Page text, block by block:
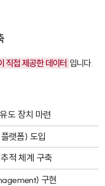
직접 제공한 데이터 입니다.
도 장치 마련
랫폼) 도입
적 체계 구축
구현